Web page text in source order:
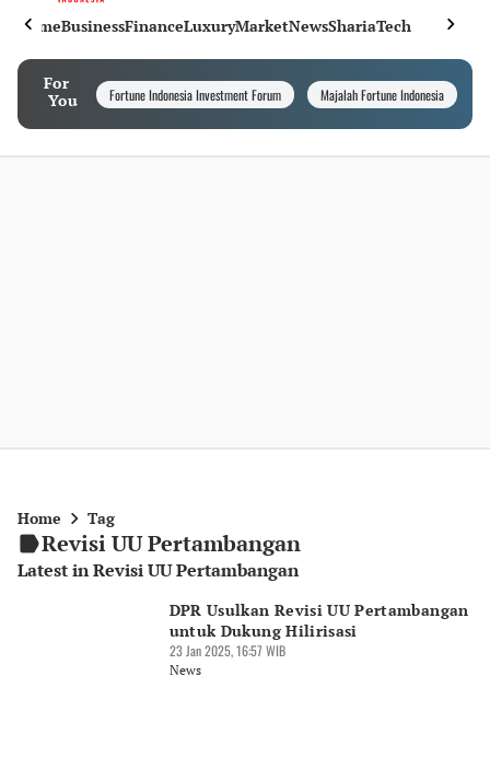
HomeBusinessFinanceLuxuryMarketNewsShariaTech
For
You
Fortune Indonesia Investment Forum Majalah Fortune Indonesia
Home Tag
Revisi UU Pertambangan
Latest in Revisi UU Pertambangan
DPR Usulkan Revisi UU Pertambangan
untuk Dukung Hilirisasi
23 Jan 2025, 16:57 WIB
News